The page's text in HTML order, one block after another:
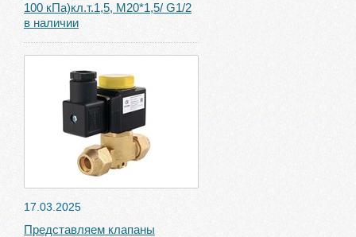
100 кПа)кл.т.1,5, М20*1,5/ G1/2
в наличии
17.03.2025
Представляем клапаны